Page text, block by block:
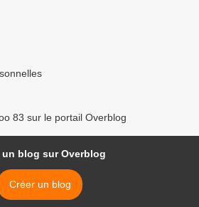
83 sur le portail Overblog
un blog sur Overblog
Créer un blog